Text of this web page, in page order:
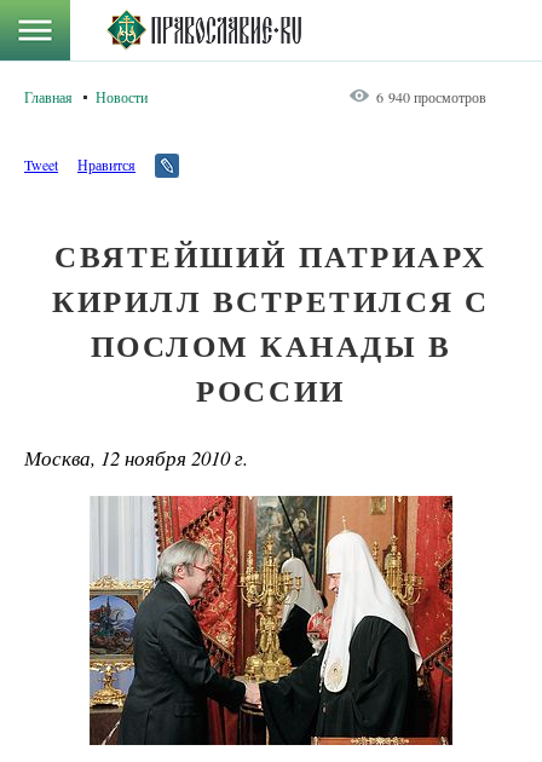
Главная Новости 6 940 просмотров
Tweet Нравится
СВЯТЕЙШИЙ ПАТРИАРХ
КИРИЛЛ ВСТРЕТИЛСЯ С
ПОСЛОМ КАНАДЫ В
РОССИИ
Москва, 12 ноября 2010 г.